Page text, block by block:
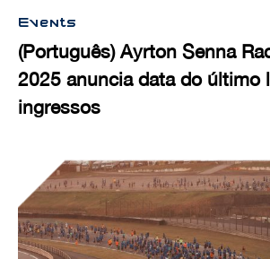
Events
(Português) Ayrton Senna
2025 anuncia data do último
ingressos